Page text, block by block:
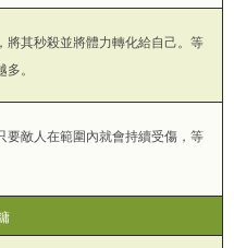
將其秒殺並將體力轉化給自己。等
。
要敵人在範圍內就會持續受傷，等